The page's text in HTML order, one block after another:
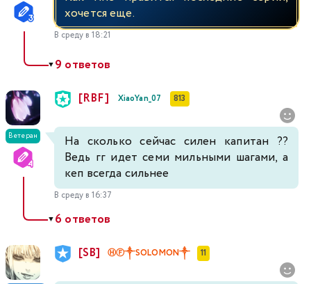
хочется еще.
В среду в 18:21
▼9 ответов
Ветеран
[RBF] XiaoYan_07 813
На сколько сейчас силен капитан ??
Ведь гг идет семи мильными шагами, а
кеп всегда сильнее
В среду в 16:37
▼6 ответов
[SB] ⒽⒻ༒SOLOMON༒ 11